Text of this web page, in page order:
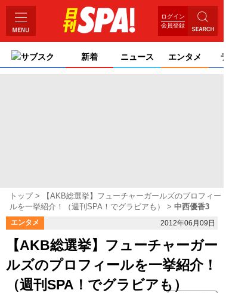
ログイン
会員登録
サブスク 新着 ニュース エンタメ
トップ
【AKB総選挙】フューチャーガールズのプロフィー
ルを一挙紹介！（週刊SPA！でグラビアも）
中西優香3
エンタメ 2012年06月09日
【AKB総選挙】フューチャーガー
ルズのプロフィールを一挙紹介！
（週刊SPA！でグラビアも）